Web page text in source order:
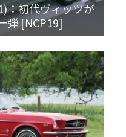
：初代ヴィッツが
弾 [NCP19]